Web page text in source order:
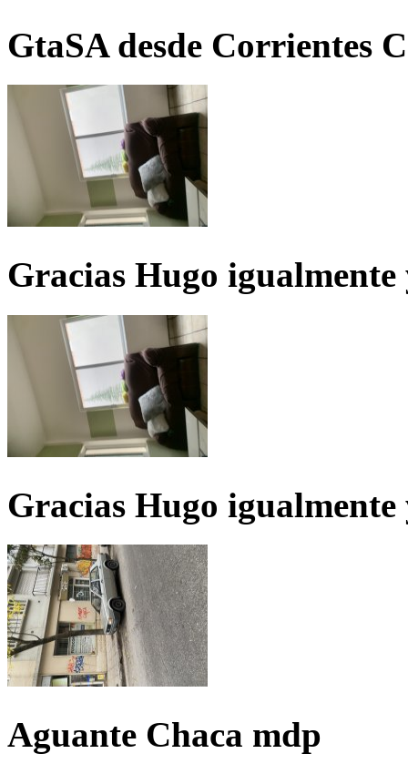
GtaSA desde Corrientes
Gracias Hugo igualmente
Gracias Hugo igualmente
Aguante Chaca mdp